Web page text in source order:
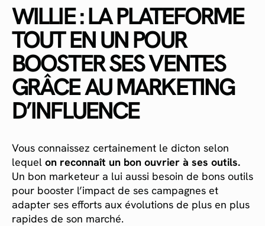
WILLIE : LA PLATEFORME
TOUT EN UN POUR
BOOSTER SES VENTES
GRÂCE AU MARKETING
D’INFLUENCE
Vous connaissez certainement le dicton selon
lequel on reconnaît un bon ouvrier à ses outils.
Un bon marketeur a lui aussi besoin de bons outils
pour booster l’impact de ses campagnes et
adapter ses efforts aux évolutions de plus en plus
rapides de son marché.